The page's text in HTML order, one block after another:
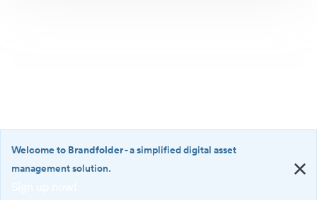
Welcome to Brandfolder- a simplified digital asset
management solution.